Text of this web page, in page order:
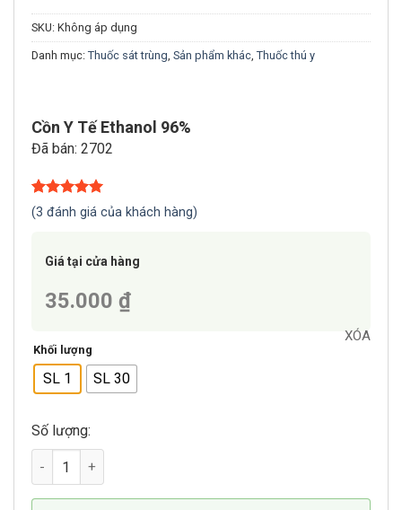
SKU: Không áp dụng
Danh mục: Thuốc sát trùng, Sản phẩm khác, Thuốc thú y
Cồn Y Tế Ethanol 96%
Đã bán: 2702
5.00trên 5
dựa trên
3
(3 đánh giá của khách hàng)
Giá tại cửa hàng
35.000 ₫
Khối lượng
SL 1 SL 30
XÓA
Số lượng:
Cồn Y Tế Ethanol 96% số lượng